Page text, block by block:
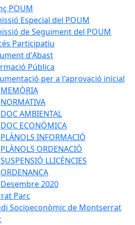
POUM
Especial del POUM
de Seguiment del POUM
Participatiu
d'Abast
Pública
per a l'aprovació inicial
MEMÒRIA
NORMATIVA
DOC AMBIENTAL
DOC ECONÒMICA
PLÀNOLS INFORMACIÓ
PLÀNOLS ORDENACIÓ
SUSPENSIÓ LLICÈNCIES
ORDENANÇA
Desembre 2020
Parc
Socioeconòmic de Montserrat